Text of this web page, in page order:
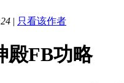
| 只看该作者
殿FB功略